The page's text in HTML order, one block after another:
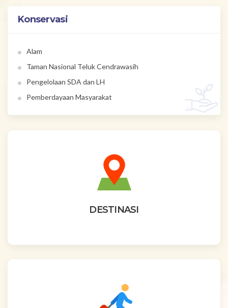
Konservasi
Alam
Taman Nasional Teluk Cendrawasih
Pengelolaan SDA dan LH
Pemberdayaan Masyarakat
DESTINASI